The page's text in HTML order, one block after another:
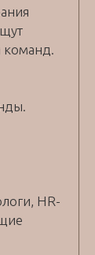
команд.
HR-